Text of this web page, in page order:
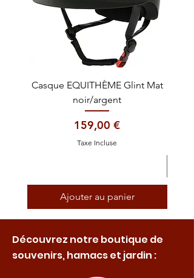
Casque EQUITHÈME Glint Mat
noir/argent
Prix
159,00 €
Taxe Incluse
Ajouter au panier
Découvrez notre boutique de
souvenirs, hamacs et jardin :